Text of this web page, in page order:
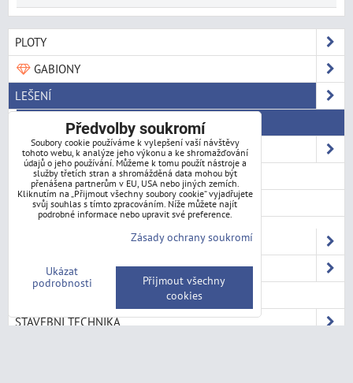
PLOTY
GABIONY
LEŠENÍ
POJÍZDNÉ HLINÍKOVÉ LEŠENÍ
POJÍZDNÉ HLINÍKOVÉ LEŠENÍ CUSTERS
POJÍZDNÉ OCELOVÉ LEŠENÍ GRAF
FASÁDNÍ HLINÍKOVÉ LEŠENÍ GIEBEL
MÍCHAČKY
LEŠENÁŘSKÉ KOZY
STAVEBNÍ TECHNIKA
Předvolby soukromí
Soubory cookie používáme k vylepšení vaší návštěvy
tohoto webu, k analýze jeho výkonu a ke shromažďování
údajů o jeho používání. Můžeme k tomu použít nástroje a
služby třetích stran a shromážděná data mohou být
přenášena partnerům v EU, USA nebo jiných zemích.
Kliknutím na „Přijmout všechny soubory cookie“ vyjadřujete
svůj souhlas s tímto zpracováním. Níže můžete najít
podrobné informace nebo upravit své preference.
Zásady ochrany soukromí
Ukázat
podrobnosti
Přijmout všechny
cookies